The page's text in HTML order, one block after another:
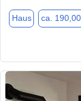
Haus ca.